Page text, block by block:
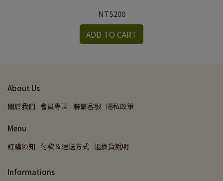
NT$200
ADD TO CART
About Us
關於我們 會員專區 聯繫客服 隱私政策
Menu
訂購須知 付款＆運送方式 退換貨說明
Informations